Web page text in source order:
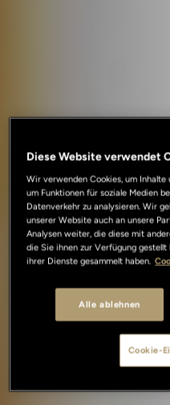
Diese Website verwendet
Wir verwenden Cookies, um
um Funktionen für soziale Medien
Datenverkehr zu analysieren. Wir
unserer Website auch an unsere
Analysen weiter, die diese mit
die Sie ihnen zur Verfügung
ihrer Dienste gesammelt haben.
Alle ablehnen
Cookie-